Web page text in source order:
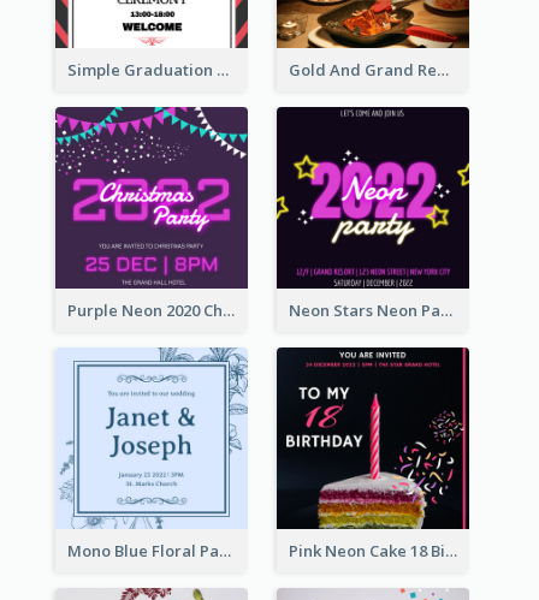
Simple Graduation Ceremony Invitation Design Template Gold And Grand Rehearsal Dinner For Wedding Invitation
Purple Neon 2020 Christmas Party Invitation Neon Stars Neon Party 2020 Invitation
Mono Blue Floral Pattern Wedding Invitation Pink Neon Cake 18 Birthday Invitation